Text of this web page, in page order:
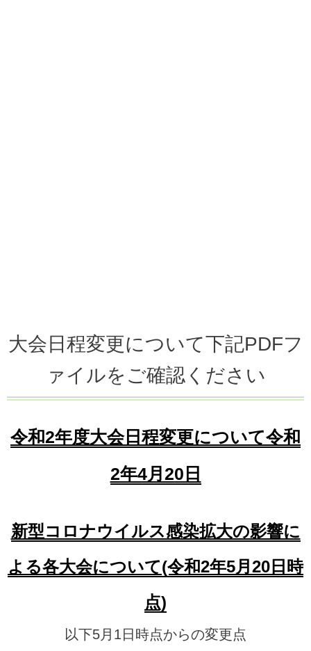
大会日程変更について下記PDFフ
ァイルをご確認ください
令和2年度大会日程変更について令和
2年4月20日
新型コロナウイルス感染拡大の影響に
よる各大会について(令和2年5月20日時
点)
以下5月1日時点からの変更点